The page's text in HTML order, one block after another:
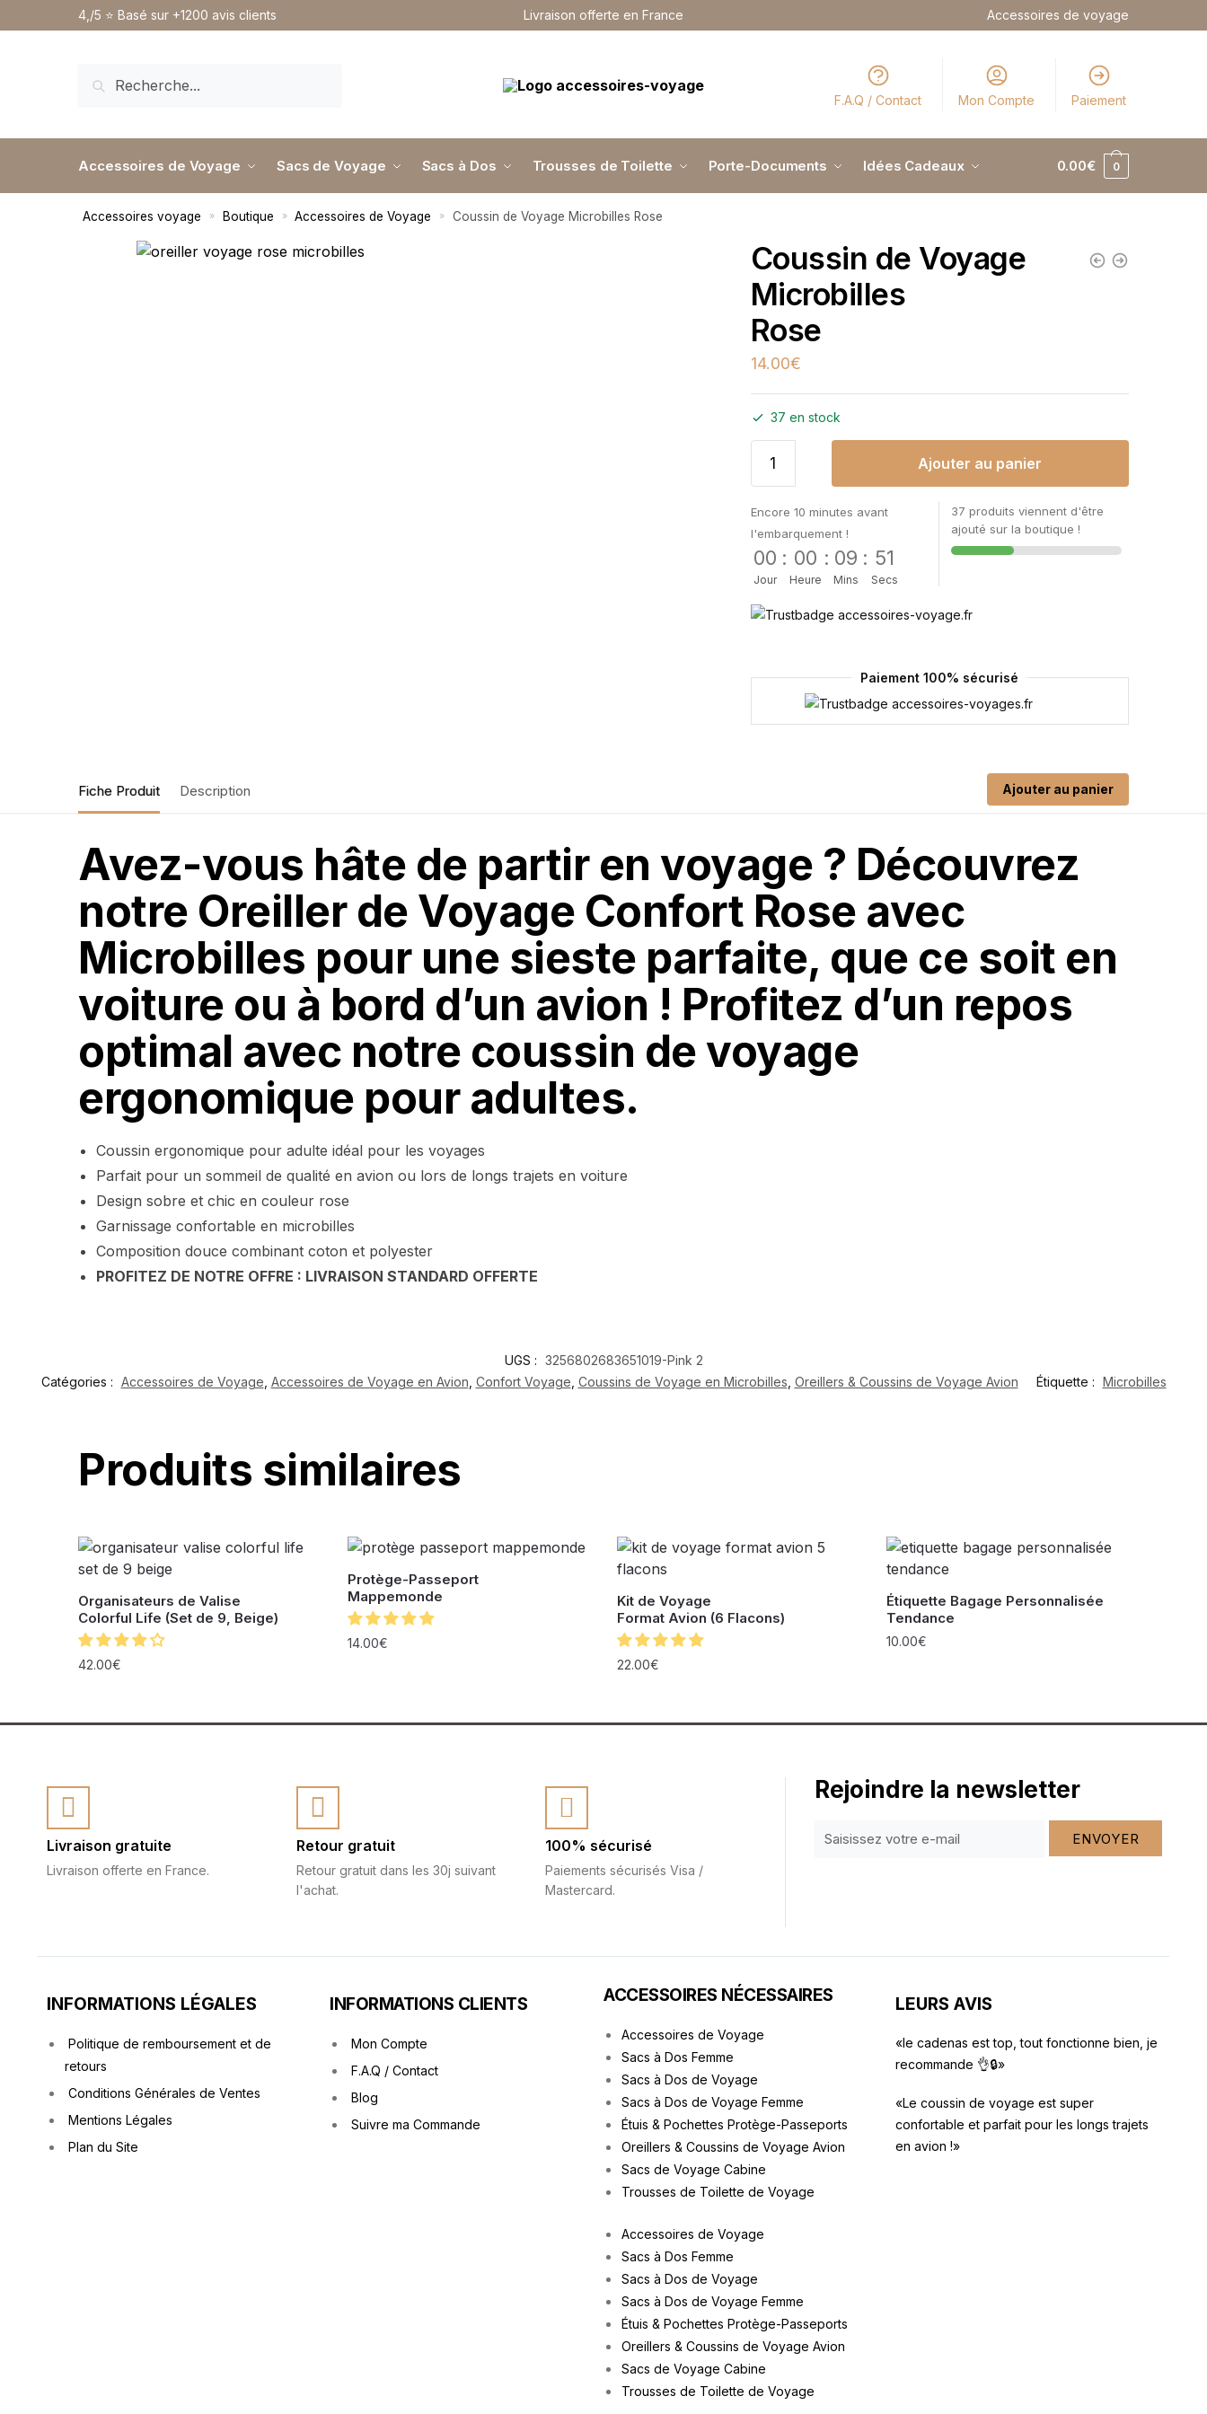
4,/5 ⭐️ Basé sur +1200 avis clients Livraison offerte en France Accessoires de voyage
F.A.Q / Contact Mon Compte Paiement
Accessoires de Voyage Sacs de Voyage Sacs à Dos Trousses de Toilette Porte-Documents Idées Cadeaux 0.00€ 0
Accessoires voyage » Boutique » Accessoires de Voyage » Coussin de Voyage Microbilles Rose
Coussin de Voyage
Microbilles
Rose
14.00€
37 en stock
Ajouter au panier
Encore 10 minutes avant
l'embarquement !
00
Jour
: 00
Heure
: 09
Mins
: 51
Secs
37 produits viennent d'être
ajouté sur la boutique !
Paiement 100% sécurisé
Fiche Produit Description Ajouter au panier
Avez-vous hâte de partir en voyage ? Découvrez
notre Oreiller de Voyage Confort Rose avec
Microbilles pour une sieste parfaite, que ce soit en
voiture ou à bord d’un avion ! Profitez d’un repos
optimal avec notre coussin de voyage
ergonomique pour adultes.
Coussin ergonomique pour adulte idéal pour les voyages
Parfait pour un sommeil de qualité en avion ou lors de longs trajets en voiture
Design sobre et chic en couleur rose
Garnissage confortable en microbilles
Composition douce combinant coton et polyester
PROFITEZ DE NOTRE OFFRE : LIVRAISON STANDARD OFFERTE
UGS : 3256802683651019-Pink 2
Catégories : Accessoires de Voyage Accessoires de Voyage en Avion Confort Voyage Coussins de Voyage en Microbilles Oreillers & Coussins de Voyage Avion Étiquette : Microbilles
Produits similaires
Organisateurs de Valise
Colorful Life (Set de 9, Beige)
42.00€
Protège-Passeport
Mappemonde
14.00€
Kit de Voyage
Format Avion (6 Flacons)
22.00€
Étiquette Bagage Personnalisée
Tendance
10.00€
Livraison gratuite
Livraison offerte en France.
Retour gratuit
Retour gratuit dans les 30j suivant
l'achat.
100% sécurisé
Paiements sécurisés Visa /
Mastercard.
Rejoindre la newsletter
ENVOYER
INFORMATIONS LÉGALES
Politique de remboursement et de
retours
Conditions Générales de Ventes
Mentions Légales
Plan du Site
INFORMATIONS CLIENTS
Mon Compte
F.A.Q / Contact
Blog
Suivre ma Commande
ACCESSOIRES NÉCESSAIRES
Accessoires de Voyage
Sacs à Dos Femme
Sacs à Dos de Voyage
Sacs à Dos de Voyage Femme
Étuis & Pochettes Protège-Passeports
Oreillers & Coussins de Voyage Avion
Sacs de Voyage Cabine
Trousses de Toilette de Voyage
Accessoires de Voyage
Sacs à Dos Femme
Sacs à Dos de Voyage
Sacs à Dos de Voyage Femme
Étuis & Pochettes Protège-Passeports
Oreillers & Coussins de Voyage Avion
Sacs de Voyage Cabine
Trousses de Toilette de Voyage
LEURS AVIS
«le cadenas est top, tout fonctionne bien, je
recommande 👌🔒»
«Le coussin de voyage est super
confortable et parfait pour les longs trajets
en avion !»